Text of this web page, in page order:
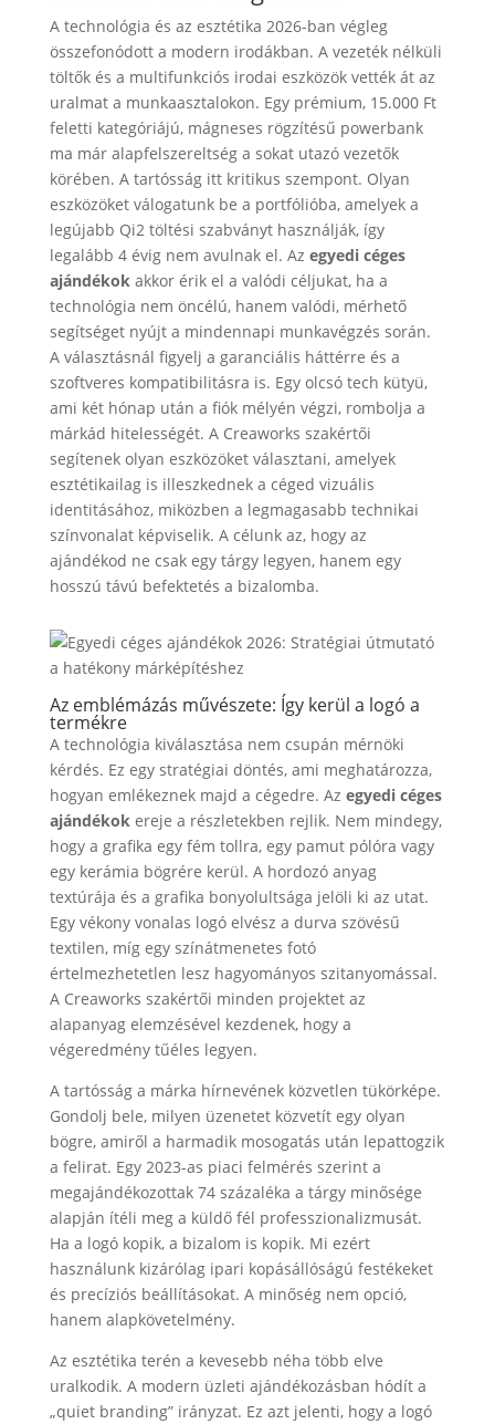
A technológia és az esztétika 2026-ban végleg
összefonódott a modern irodákban. A vezeték nélküli
töltők és a multifunkciós irodai eszközök vették át az
uralmat a munkaasztalokon. Egy prémium, 15.000 Ft
feletti kategóriájú, mágneses rögzítésű powerbank
ma már alapfelszereltség a sokat utazó vezetők
körében. A tartósság itt kritikus szempont. Olyan
eszközöket válogatunk be a portfólióba, amelyek a
legújabb Qi2 töltési szabványt használják, így
legalább 4 évig nem avulnak el. Az egyedi céges
ajándékok akkor érik el a valódi céljukat, ha a
technológia nem öncélú, hanem valódi, mérhető
segítséget nyújt a mindennapi munkavégzés során.
A választásnál figyelj a garanciális háttérre és a
szoftveres kompatibilitásra is. Egy olcsó tech kütyü,
ami két hónap után a fiók mélyén végzi, rombolja a
márkád hitelességét. A Creaworks szakértői
segítenek olyan eszközöket választani, amelyek
esztétikailag is illeszkednek a céged vizuális
identitásához, miközben a legmagasabb technikai
színvonalat képviselik. A célunk az, hogy az
ajándékod ne csak egy tárgy legyen, hanem egy
hosszú távú befektetés a bizalomba.
Az emblémázás művészete: Így kerül a logó a
termékre
A technológia kiválasztása nem csupán mérnöki
kérdés. Ez egy stratégiai döntés, ami meghatározza,
hogyan emlékeznek majd a cégedre. Az egyedi céges
ajándékok ereje a részletekben rejlik. Nem mindegy,
hogy a grafika egy fém tollra, egy pamut pólóra vagy
egy kerámia bögrére kerül. A hordozó anyag
textúrája és a grafika bonyolultsága jelöli ki az utat.
Egy vékony vonalas logó elvész a durva szövésű
textilen, míg egy színátmenetes fotó
értelmezhetetlen lesz hagyományos szitanyomással.
A Creaworks szakértői minden projektet az
alapanyag elemzésével kezdenek, hogy a
végeredmény tűéles legyen.
A tartósság a márka hírnevének közvetlen tükörképe.
Gondolj bele, milyen üzenetet közvetít egy olyan
bögre, amiről a harmadik mosogatás után lepattogzik
a felirat. Egy 2023-as piaci felmérés szerint a
megajándékozottak 74 százaléka a tárgy minősége
alapján ítéli meg a küldő fél professzionalizmusát.
Ha a logó kopik, a bizalom is kopik. Mi ezért
használunk kizárólag ipari kopásállóságú festékeket
és precíziós beállításokat. A minőség nem opció,
hanem alapkövetelmény.
Az esztétika terén a kevesebb néha több elve
uralkodik. A modern üzleti ajándékozásban hódít a
„quiet branding” irányzat. Ez azt jelenti, hogy a logó